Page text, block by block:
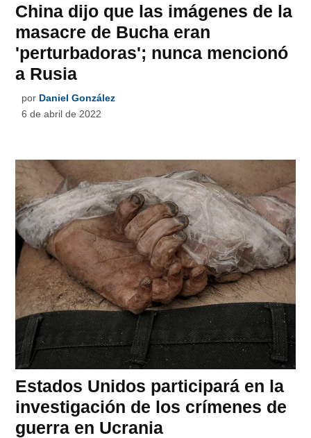
China dijo que las imágenes de la
masacre de Bucha eran
'perturbadoras'; nunca mencionó
a Rusia
por Daniel González
6 de abril de 2022
Estados Unidos participará en la
investigación de los crímenes de
guerra en Ucrania